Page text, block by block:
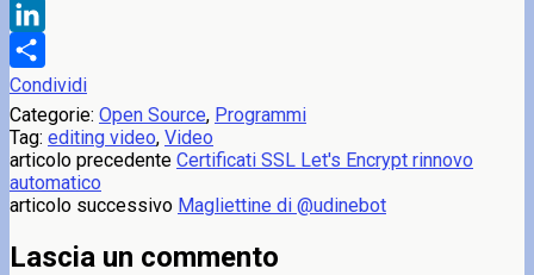
WhatsApp
LinkedIn
Condividi
Categorie: Open Source, Programmi
Tag: editing video, Video
articolo precedente Certificati SSL Let's Encrypt rinnovo
automatico
articolo successivo Magliettine di @udinebot
Lascia un commento